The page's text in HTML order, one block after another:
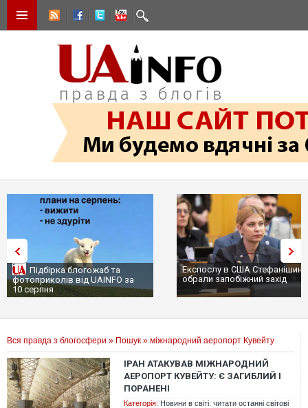
Підбірка блогожаб та
фотоприколів від UAINFO за
10 серпня
Експослу в США
обрали запобіжний захід
Вся правда з блогосфери » Пошук » міжнародний аеропорт Кувейту
ІРАН АТАКУВАВ МІЖНАРОДНИЙ
АЕРОПОРТ КУВЕЙТУ: Є ЗАГИБЛИЙ І
ПОРАНЕНІ
Категорія: Новини в світі: читати останні світові